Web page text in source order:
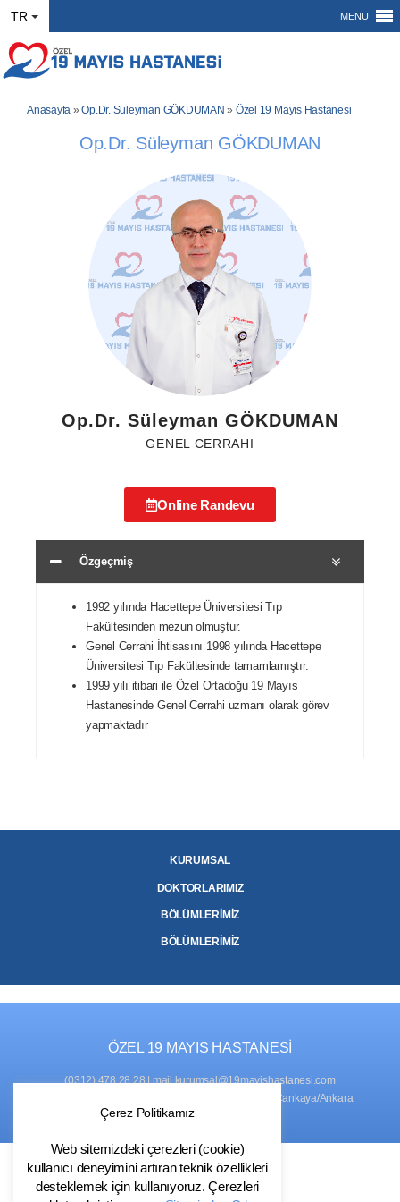
MENU
TR
Anasayfa »Op.Dr. Süleyman GÖKDUMAN » Özel 19 Mayıs Hastanesi
Op.Dr. Süleyman GÖKDUMAN
Op.Dr. Süleyman GÖKDUMAN
GENEL CERRAHI
Online Randevu
Özgeçmiş
1992 yılında Hacettepe Üniversitesi Tıp
Fakültesinden mezun olmuştur.
Genel Cerrahi İhtisasını 1998 yılında Hacettepe
Üniversitesi Tıp Fakültesinde tamamlamıştır.
1999 yılı itibari ile Özel Ortadoğu 19 Mayıs
Hastanesinde Genel Cerrahi uzmanı olarak görev
yapmaktadır
KURUMSAL
DOKTORLARIMIZ
BÖLÜMLERİMİZ
BÖLÜMLERİMİZ
ÖZEL 19 MAYIS HASTANESİ
(0312) 478 28 28 | mail.kurumsal@19mayishastanesi.com
: Naci Çakır Mah., 761. Sok. No:2, 06450 Çankaya/Ankara
Çerez Politikamız
Web sitemizdeki çerezleri (cookie)
kullanıcı deneyimini artıran teknik özellikleri
desteklemek için kullanıyoruz. Çerezleri